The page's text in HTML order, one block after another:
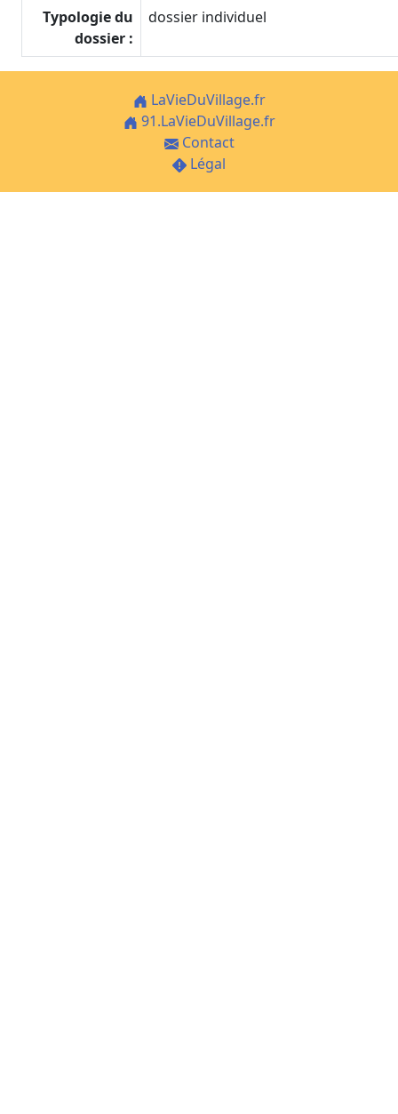
Typologie du
dossier :
dossier individuel
LaVieDuVillage.fr
91.LaVieDuVillage.fr
Contact
Légal